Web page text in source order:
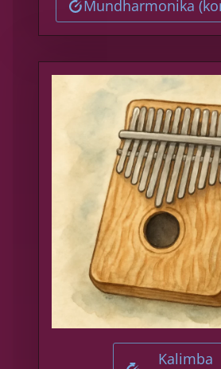
Mundharmonika
Kalimba